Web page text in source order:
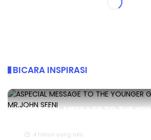
BICARA INSPIRASI
ASPECIAL MESSAGE TO THE
4 tahun yang lalu